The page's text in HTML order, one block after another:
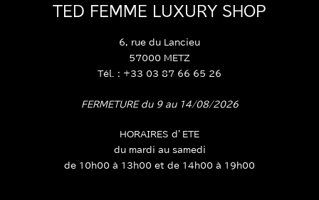
TED FEMME LUXURY SHOP
6, rue du Lancieu
57000 METZ
Tél. : +33 03 87 66 65 26
FERMETURE du 9 au 14/08/2026
HORAIRES d’ETE
du mardi au samedi
de 10h00 à 13h00 et de 14h00 à 19h00